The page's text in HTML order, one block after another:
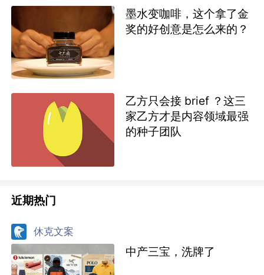
墨水变咖啡，这个拿了金
奖的好创意是怎么来的？
乙方只会接 brief ？这三
家乙方才是内容领域最强
的种子团队
近期热门
休克文案
中产三宝，洗牌了